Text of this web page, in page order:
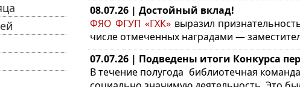
08.07.26 | Достойный вклад!
ФЯО ФГУП «ГХК»выразил
числе отмеченных наградами —
07.07.26 | Подведены итоги Конкурса
В течение полугода библиотечная